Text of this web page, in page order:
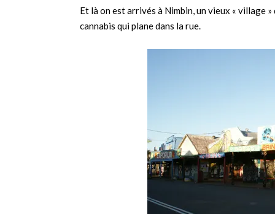
Et là on est arrivés à Nimbin, un vieux « village
cannabis qui plane dans la rue.